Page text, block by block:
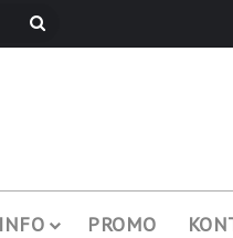
Pretraži
INFO PROMO